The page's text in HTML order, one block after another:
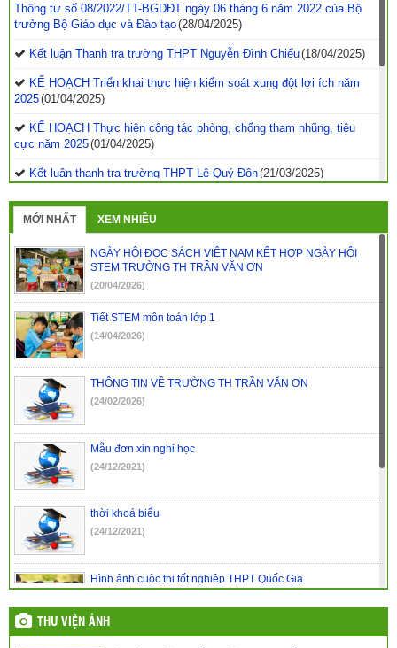
Thông tư số 08/2022/TT-BGDĐT ngày 06 tháng 6 năm 2022 của Bộ
trưởng Bộ Giáo dục và Đào tạo(28/04/2025)
Kết luận Thanh tra trường THPT Nguyễn Đình Chiểu(18/04/2025)
KẾ HOẠCH Triển khai thực hiện kiểm soát xung đột lợi ích năm
2025(01/04/2025)
KẾ HOẠCH Thực hiện công tác phòng, chống tham nhũng, tiêu
cực năm 2025(01/04/2025)
Kết luận thanh tra trường THPT Lê Quý Đôn(21/03/2025)
Quyết định phê duyệt kế hoạch thanh tra kiểm tra năm
2025(21/03/2025)
Kết luận thanh tra về việc thanh tra công tác coi thi Kỳ thi tốt
nghiệp THPT năm 2024 tỉnh Đắk Nông (29/07/2024)
Kết luận thanh tra trường PTDTNT THCS&THPT huyện Krông
Nô(29/07/2024)
Kết luận thanh tra trường PTDTNT THCS và THPT huyện Đắk
R’lấp(29/07/2024)
MỚI NHẤT XEM NHIỀU
NGÀY HỘI ĐỌC SÁCH VIỆT NAM KẾT HỢP NGÀY HỘI
STEM TRƯỜNG TH TRẦN VĂN ƠN
(20/04/2026)
Tiết STEM môn toán lớp 1
(14/04/2026)
THÔNG TIN VỀ TRƯỜNG TH TRẦN VĂN ƠN
(24/02/2026)
Mẫu đơn xin nghỉ học
(24/12/2021)
thời khoá biểu
(24/12/2021)
Hình ảnh cuộc thi tốt nghiệp THPT Quốc Gia
THƯ VIỆN ẢNH